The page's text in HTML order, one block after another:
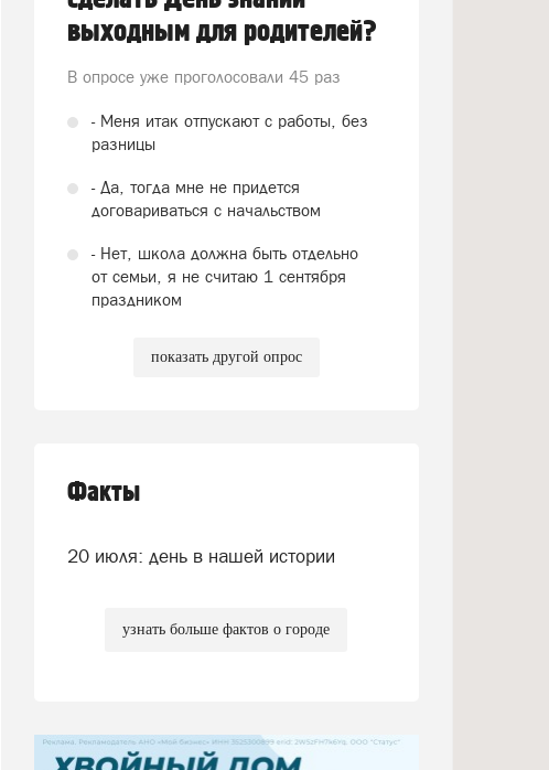
выходным для родителей?
В опросе уже проголосовали 45 раз
- Меня итак отпускают с работы, без
разницы
- Да, тогда мне не придется
договариваться с начальством
- Нет, школа должна быть отдельно
от семьи, я не считаю 1 сентября
праздником
показать другой опрос
Факты
20 июля: день в нашей истории
узнать больше фактов о городе